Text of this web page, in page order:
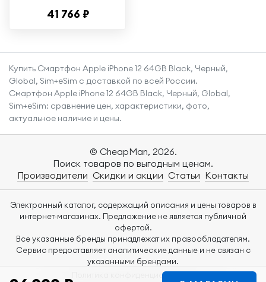
образец, экран
41 766 ₽
Купить Смартфон Apple iPhone 12 64GB Black, Черный,
Global, Sim+eSim с доставкой по всей России.
Смартфон Apple iPhone 12 64GB Black, Черный, Global,
Sim+eSim: сравнение цен, характеристики, фото,
актуальное наличие и цены.
© CheapMan, 2026.
Поиск товаров по выгодным ценам.
Производители Скидки и акции Статьи Контакты
Электронный каталог, содержащий описания и цены товаров в
интернет-магазинах. Предложение не является публичной
офертой.
Все указанные бренды принадлежат их правообладателям.
Сервис предоставляет аналитические данные и не связан с
указанными брендами.
Политика конфиденциальности